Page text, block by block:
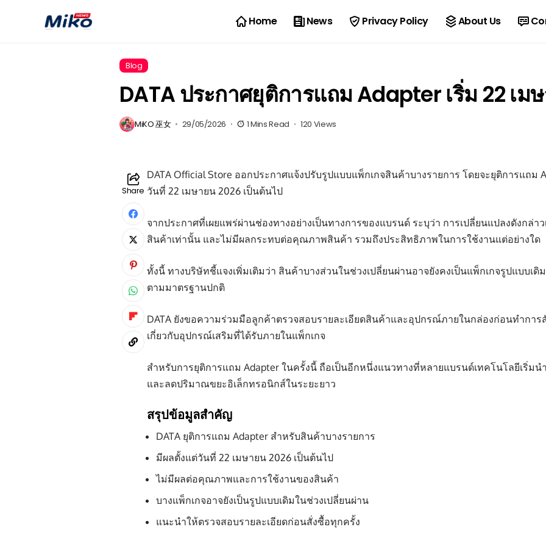
Home News Privacy Policy About Us
Blog
DATA ประกาศยุติการแถม Adapter เริ่ม 22 เม
MiKO 巫女 29/05/2026 1 Mins Read 120 Views
Share
DATA Official Store ออกประกาศแจ้งปรับรูปแบบแพ็กเกจสินค้าบางรายการ โดยจะยุติการแถม
วันที่ 22 เมษายน 2026 เป็นต้นไป
จากประกาศที่เผยแพร่ผ่านช่องทางอย่างเป็นทางการของแบรนด์ ระบุว่า การเปลี่ยนแปลงดังกล่า
สินค้าเท่านั้น และไม่มีผลกระทบต่อคุณภาพสินค้า รวมถึงประสิทธิภาพในการใช้งานแต่อย่างใด
ทั้งนี้ ทางบริษัทชี้แจงเพิ่มเติมว่า สินค้าบางส่วนในช่วงเปลี่ยนผ่านอาจยังคงเป็นแพ็กเกจรูปแบบเ
ตามมาตรฐานปกติ
DATA ยังขอความร่วมมือลูกค้าตรวจสอบรายละเอียดสินค้าและอุปกรณ์ภายในกล่องก่อนทำการ
เกี่ยวกับอุปกรณ์เสริมที่ได้รับภายในแพ็กเกจ
สำหรับการยุติการแถม Adapter ในครั้งนี้ ถือเป็นอีกหนึ่งแนวทางที่หลายแบรนด์เทคโนโลยีเริ่ม
และลดปริมาณขยะอิเล็กทรอนิกส์ในระยะยาว
สรุปข้อมูลสำคัญ
DATA ยุติการแถม Adapter สำหรับสินค้าบางรายการ
มีผลตั้งแต่วันที่ 22 เมษายน 2026 เป็นต้นไป
ไม่มีผลต่อคุณภาพและการใช้งานของสินค้า
บางแพ็กเกจอาจยังเป็นรูปแบบเดิมในช่วงเปลี่ยนผ่าน
แนะนำให้ตรวจสอบรายละเอียดก่อนสั่งซื้อทุกครั้ง